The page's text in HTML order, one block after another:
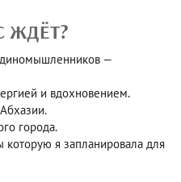
ЖДЁТ?
—
и вдохновением.
города.
я запланировала для